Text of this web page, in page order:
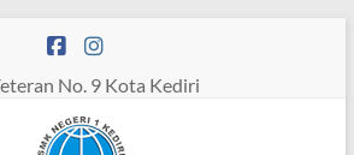
No. 9 Kota Kediri